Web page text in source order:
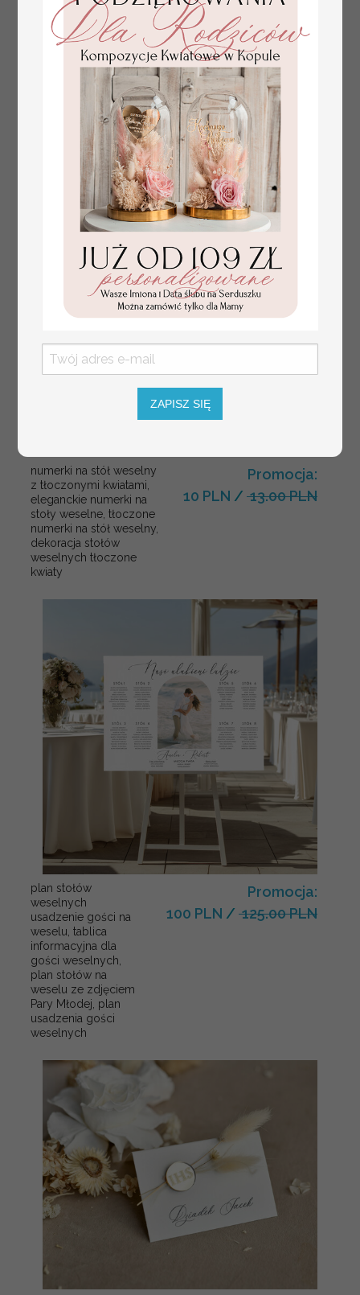
tłoczone winietki ślubne,
ślubne wizytówki winietki
na stół weselny, złote
lub srebrne napisy
tłoczone kwiaty na
winietkach ślubnych
Promocja:
2.4 PLN/3.00 PLN
numerki na stół weselny
z tłoczonymi kwiatami,
eleganckie numerki na
stoły weselne, tłoczone
numerki na stół weselny,
dekoracja stołów
weselnych tłoczone
kwiaty
Promocja:
10 PLN / 13.00 PLN
plan stołów
weselnych
usadzenie gości na
weselu, tablica
informacyjna dla
gości weselnych,
plan stołów na
weselu ze zdjęciem
Pary Młodej, plan
usadzenia gości
weselnych
Promocja:
100 PLN / 125.00 PLN
ZAPISZ SIĘ